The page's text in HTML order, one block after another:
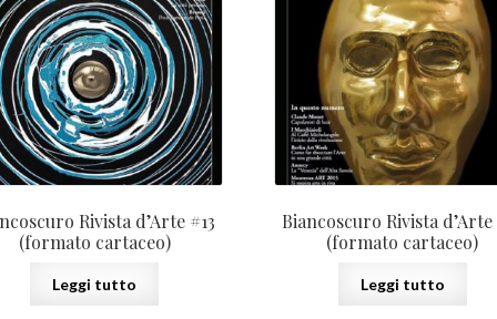
Rivista d’Arte #13
(formato cartaceo)
Leggi tutto
Biancoscuro Rivista d’Arte
(formato cartaceo)
Leggi tutto